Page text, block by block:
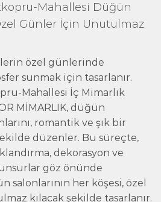
Mahallesi Düğün
Günler İçin Unutulmaz
özel günlerinde
sunmak için tasarlanır.
Mahallesi İç Mimarlık
MİMARLIK, düğün
romantik ve şık bir
düzenler. Bu süreçte,
dekorasyon ve
göz önünde
her köşesi, özel
kılacak şekilde tasarlanır.